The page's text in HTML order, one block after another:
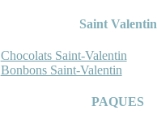
Saint Valentin
Chocolats Saint-Valentin
Bonbons Saint-Valentin
PAQUES